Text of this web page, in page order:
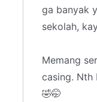
ga banyak
sekolah,
Memang
casing. Nth
🤣🤭